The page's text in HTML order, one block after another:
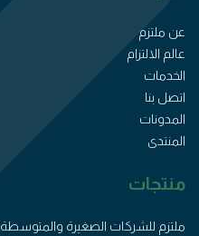
عن ملتزم
عالم الالتزام
الخدمات
اتصل بنا
المدونات
المنتدى
منتجات
ملتزم للشركات الصغيرة والمتوسطة